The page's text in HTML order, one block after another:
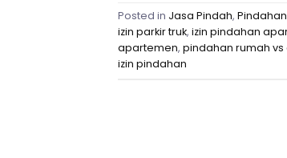
Posted in Jasa Pindah,
izin parkir truk, izin pindahan
apartemen, pindahan rumah
izin pindahan